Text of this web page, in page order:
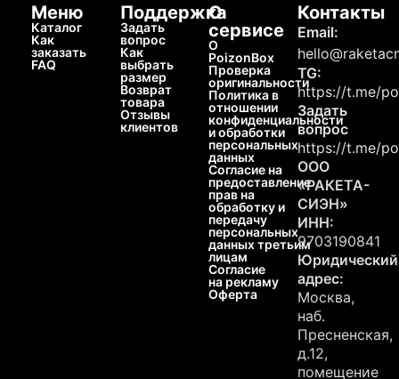
Меню
Каталог
Как
заказать
FAQ
Поддержка
Задать
вопрос
Как
выбрать
размер
Возврат
товара
Отзывы
клиентов
О
сервисе
О
PoizonBox
Проверка
оригинальности
Политика в
отношении
конфиденциальности
и обработки
персональных
данных
Согласие на
предоставление
прав на
обработку и
передачу
персональных
данных третьим
лицам
Согласие
на рекламу
Оферта
Контакты
Email:
TG:
https://t.me/
Задать
вопрос
https://t.me/
ООО
«РАКЕТА-
СИЭН»
ИНН:
9703190841
Юридический
адрес:
Москва,
наб.
Пресненская,
д.12,
помещение